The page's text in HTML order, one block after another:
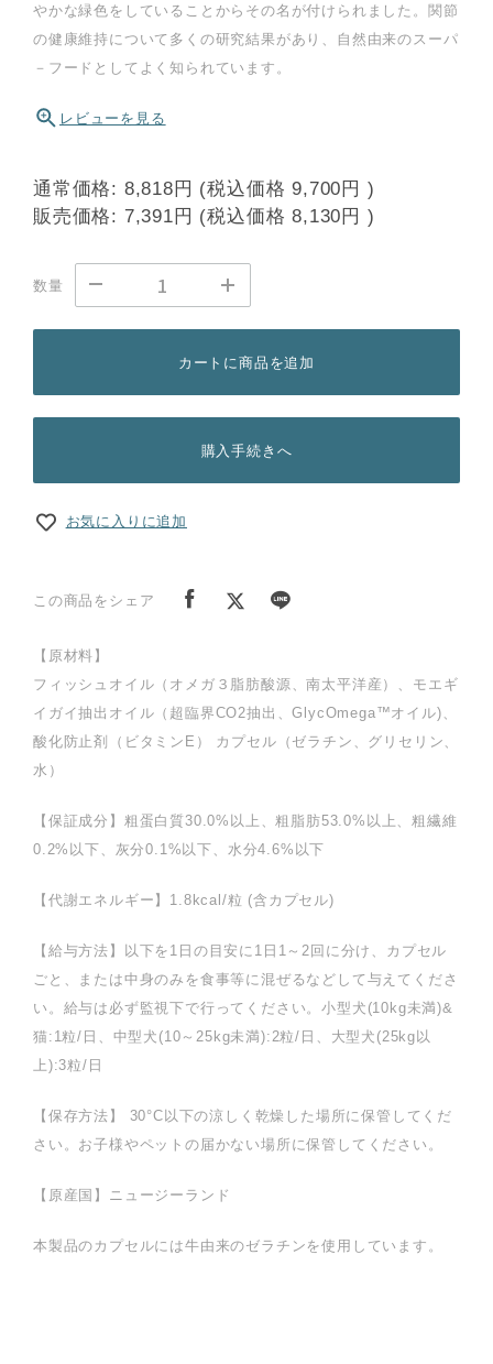
やかな緑色をしていることからその名が付けられました。関節
の健康維持について多くの研究結果があり、自然由来のスーパ
－フードとしてよく知られています。
レビューを見る
通常価格: 8,818円 (税込価格9,700円 )
販売価格: 7,391円 (税込価格8,130円 )
数量
カートに商品を追加
購入手続きへ
お気に入りに追加
この商品をシェア
【原材料】
フィッシュオイル（オメガ３脂肪酸源、南太平洋産）、モエギ
イガイ抽出オイル（超臨界CO2抽出、GlycOmega™オイル)、
酸化防止剤（ビタミンE） カプセル（ゼラチン、グリセリン、
水）
【保証成分】粗蛋白質30.0%以上、粗脂肪53.0%以上、粗繊維
0.2%以下、灰分0.1%以下、水分4.6%以下
【代謝エネルギー】1.8kcal/粒 (含カプセル)
【給与方法】以下を1日の目安に1日1～2回に分け、カプセル
ごと、または中身のみを食事等に混ぜるなどして与えてくださ
い。給与は必ず監視下で行ってください。小型犬(10kg未満)&
猫:1粒/日、中型犬(10～25kg未満):2粒/日、大型犬(25kg以
上):3粒/日
【保存方法】 30°C以下の涼しく乾燥した場所に保管してくだ
さい。お子様やペットの届かない場所に保管してください。
【原産国】ニュージーランド
本製品のカプセルには牛由来のゼラチンを使用しています。